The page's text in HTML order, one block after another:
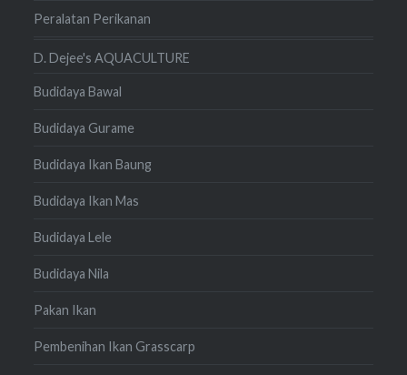
Peralatan Perikanan
D. Dejee's AQUACULTURE
Budidaya Bawal
Budidaya Gurame
Budidaya Ikan Baung
Budidaya Ikan Mas
Budidaya Lele
Budidaya Nila
Pakan Ikan
Pembenihan Ikan Grasscarp